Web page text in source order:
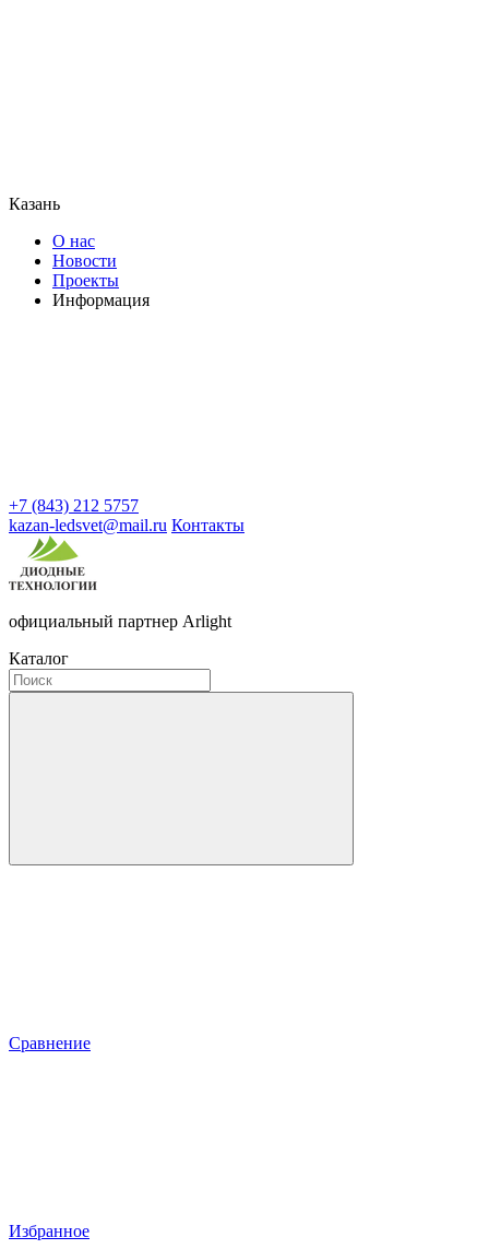
Казань
О нас
Новости
Проекты
Информация
+7 (843) 212 5757
kazan-ledsvet@mail.ru Контакты
официальный партнер Arlight
Каталог
Сравнение
Избранное